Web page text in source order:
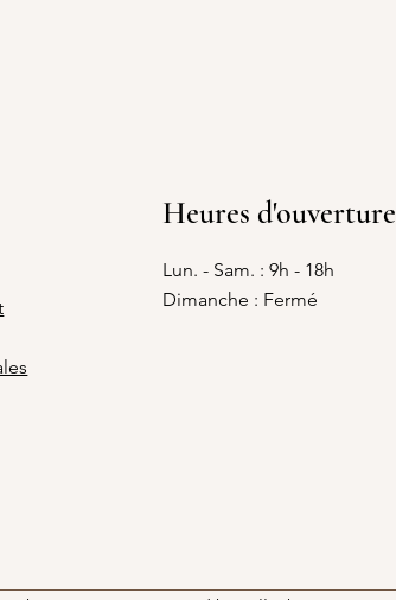
Heures d'ouverture
Lun. - Sam. : 9h - 18h
Dimanche : Fermé